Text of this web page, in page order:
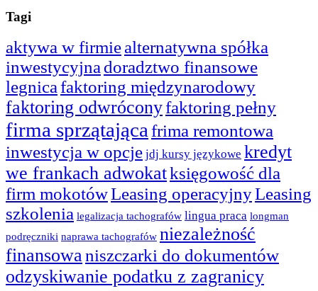
Tagi
aktywa w firmiealternatywna spółka
inwestycyjna doradztwo finansowe
legnicafaktoring międzynarodowy
faktoring odwróconyfaktoring pełny
firma sprzątająca frima remontowa
inwestycja w opcje jdj kursy językowe kredyt
we frankach adwokatksięgowość dla
firm mokotówLeasing operacyjnyLeasing
szkolenia legalizacja tachografów lingua praca longman
podręczniki naprawa tachografów niezależność
finansowaniszczarki do dokumentów
odzyskiwanie podatku z zagranicy